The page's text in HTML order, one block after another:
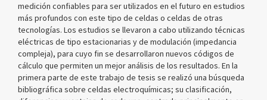
medición confiables para ser utilizados en el futuro en estudios
más profundos con este tipo de celdas o celdas de otras
tecnologías. Los estudios se llevaron a cabo utilizando técnicas
eléctricas de tipo estacionarias y de modulación (impedancia
compleja), para cuyo fin se desarrollaron nuevos códigos de
cálculo que permiten un mejor análisis de los resultados. En la
primera parte de este trabajo de tesis se realizó una búsqueda
bibliográfica sobre celdas electroquímicas; su clasificación,